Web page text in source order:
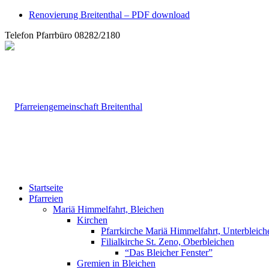
Renovierung Breitenthal – PDF download
Telefon Pfarrbüro 08282/2180
Startseite
Pfarreien
Mariä Himmelfahrt, Bleichen
Kirchen
Pfarrkirche Mariä Himmelfahrt,
Filialkirche St. Zeno, Oberbleichen
“Das Bleicher Fenster”
Gremien in Bleichen